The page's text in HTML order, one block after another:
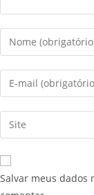
Salvar meus dados